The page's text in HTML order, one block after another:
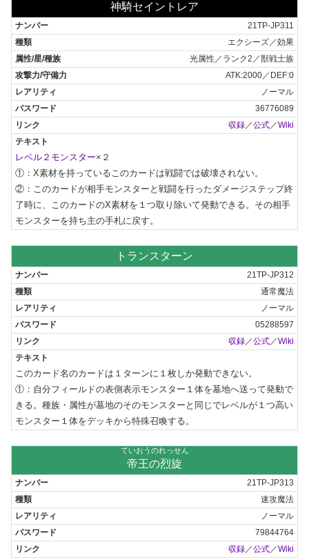
神騎セイントレア
21TP-JP311
エクシーズ／効果
光属性／ランク2／獣戦士族
ATK:2000／DEF:0
ノーマル
36776089
収録 ／公式 ／Wiki
レベル２モンスター×２
①：X素材を持っているこのカードは戦闘では破壊されない。
②：このカードが相手モンスターと戦闘を行ったダメージステップ終
了時に、このカードのX素材を１つ取り除いて発動できる。その相手
モンスターを持ち主の手札に戻す。
トランスターン
21TP-JP312
通常魔法
ノーマル
05288597
収録／公式／Wiki
このカード名のカードは１ターンに１枚しか発動できない。
①：自分フィールドの表側表示モンスター１体を墓地へ送って発動で
きる。種族・属性が墓地のそのモンスターと同じでレベルが１つ高い
モンスター１体をデッキから特殊召喚する。
ていおうのれっせん
帝王の烈旋
21TP-JP313
速攻魔法
ノーマル
79844764
収録／公式／Wiki